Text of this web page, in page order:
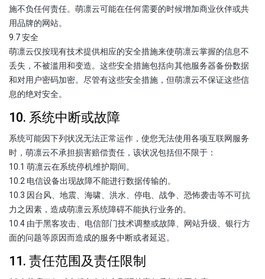
施不负任何责任。萌凛云可能在任何需要的时候增加商业伙伴或共
用品牌的网站。
9.7 安全
萌凛云仅按现有技术提供相应的安全措施来使萌凛云掌握的信息不
丢失，不被滥用和变造。这些安全措施包括向其他服务器备份数据
和对用户密码加密。尽管有这些安全措施，但萌凛云不保证这些信
息的绝对安全。
10. 系统中断或故障
系统可能因下列状况无法正常运作，使您无法使用各项互联网服务
时，萌凛云不承担损害赔偿责任，该状况包括但不限于：
10.1 萌凛云在系统停机维护期间。
10.2 电信设备出现故障不能进行数据传输的。
10.3 因台风、地震、海啸、洪水、停电、战争、恐怖袭击等不可抗
力之因素，造成萌凛云系统障碍不能执行业务的。
10.4 由于黑客攻击、电信部门技术调整或故障、网站升级、银行方
面的问题等原因而造成的服务中断或者延迟。
11. 责任范围及责任限制